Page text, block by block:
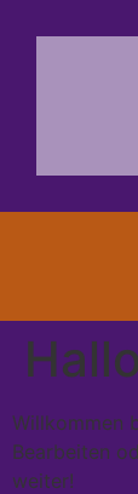
Willkommen
Bearbeiten
weiter!